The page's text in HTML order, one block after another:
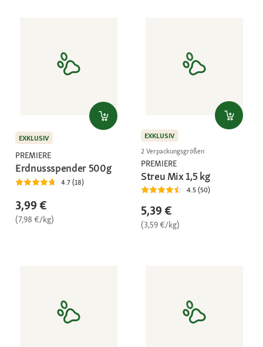
EXKLUSIV
PREMIERE
Erdnussspender 500g
4.7 (18)
3,99 €
(7,98 €/kg)
EXKLUSIV
2 Verpackungsgrößen
PREMIERE
Streu Mix 1,5 kg
4.5 (50)
5,39 €
(3,59 €/kg)